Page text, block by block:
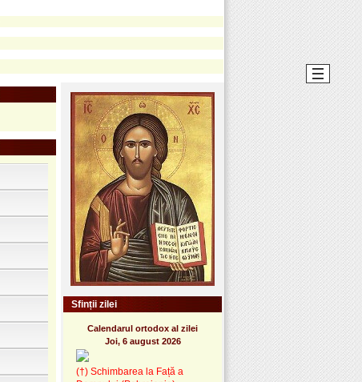
Sfinții zilei
Calendarul ortodox al zilei
Joi, 6 august 2026
(†) Schimbarea la Față a